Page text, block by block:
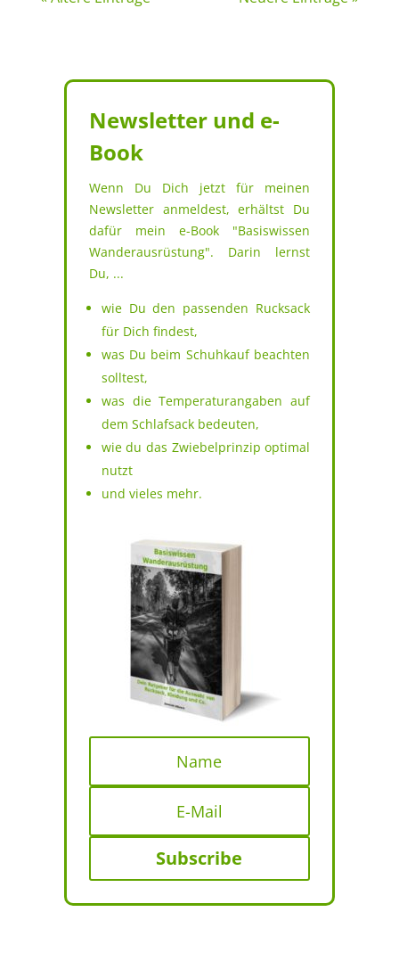
Newsletter und e-
Book
Wenn Du Dich jetzt für meinen
Newsletter anmeldest, erhältst Du
dafür mein e-Book "Basiswissen
Wanderausrüstung". Darin lernst
Du, ...
wie Du den passenden Rucksack
für Dich findest,
was Du beim Schuhkauf beachten
solltest,
was die Temperaturangaben auf
dem Schlafsack bedeuten,
wie du das Zwiebelprinzip optimal
nutzt
und vieles mehr.
Subscribe